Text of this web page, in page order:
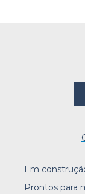
Em
Prontos para